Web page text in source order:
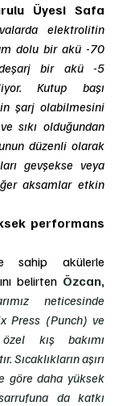
Üyesi Safa
elektrolitin
dolu bir akü -70
deşarj bir akü -5
Kutup başı
şarj olabilmesini
sıkı olduğundan
düzenli olarak
gevşekse veya
aksamlar etkin
performans
sahip akülerle
belirten Özcan,
neticesinde
Press (Punch) ve
kış bakımı
Sıcaklıkların aşırı
göre daha yüksek
da katkı